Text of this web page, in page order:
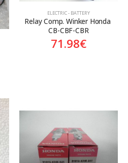
ELECTRIC - BATTERY
Relay Comp. Winker Honda
CB-CBF-CBR
71.98€